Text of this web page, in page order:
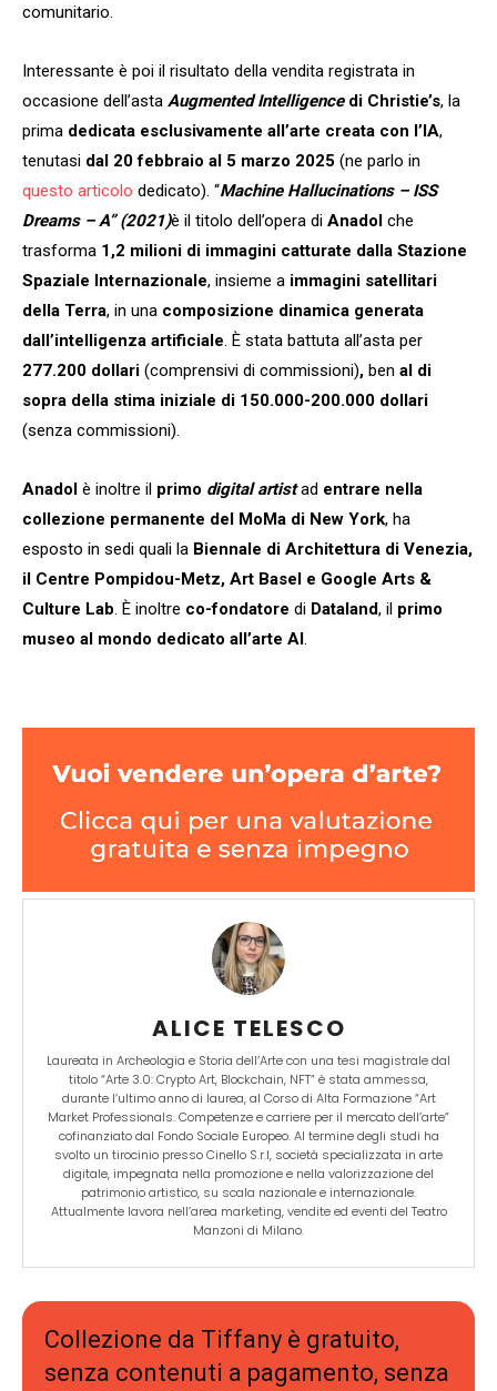
comunitario.
Interessante è poi il risultato della vendita registrata in
occasione dell’asta Augmented Intelligencedi Christie’s, la
prima dedicata esclusivamente all’arte creata con l’IA,
tenutasi dal 20 febbraio al 5 marzo 2025 (ne parlo in
questo articolo dedicato). “Machine Hallucinations – ISS
Dreams – A” (2021)è il titolo dell’opera di Anadol che
trasforma 1,2 milioni di immagini catturate dalla Stazione
Spaziale Internazionale, insieme a immagini satellitari
della Terra, in una composizione dinamica generata
dall’intelligenza artificiale . È stata battuta all’asta per
277.200 dollari (comprensivi di commissioni), ben al di
sopra della stima iniziale di 150.000-200.000 dollari
(senza commissioni).
Anadol è inoltre il primo digital artistad entrare nella
collezione permanente del MoMa di New York, ha
esposto in sedi quali la Biennale di Architettura di Venezia,
il Centre Pompidou-Metz, Art Basel e Google Arts &
Culture Lab . È inoltre co-fondatore di Dataland, il primo
museo al mondo dedicato all’arte AI
ALICE TELESCO
Laureata in Archeologia e Storia dell’Arte con una tesi magistrale dal
titolo “Arte 3.0: Crypto Art, Blockchain, NFT” è stata ammessa,
durante l’ultimo anno di laurea, al Corso di Alta Formazione “Art
Market Professionals. Competenze e carriere per il mercato dell’arte”
cofinanziato dal Fondo Sociale Europeo. Al termine degli studi ha
svolto un tirocinio presso Cinello S.r.l, società specializzata in arte
digitale, impegnata nella promozione e nella valorizzazione del
patrimonio artistico, su scala nazionale e internazionale.
Attualmente lavora nell’area marketing, vendite ed eventi del Teatro
Manzoni di Milano.
Collezione da Tiffany è gratuito,
senza contenuti a pagamento, senza